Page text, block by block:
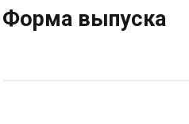
Форма выпуска